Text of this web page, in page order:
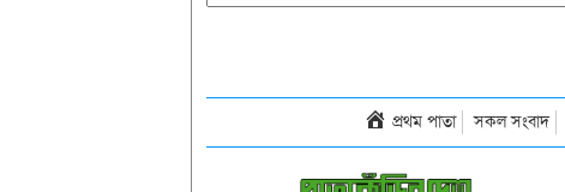
প্রথম পাতা সকল সংবাদ